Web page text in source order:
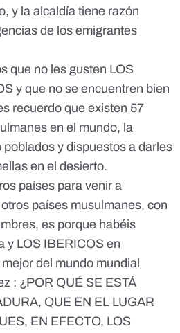
y la alcaldía tiene razón
de los emigrantes
que no les gusten LOS
y que no se encuentren bien
recuerdo que existen 57
en el mundo, la
y dispuestos a darles
en el desierto.
países para venir a
países musulmanes, con
es porque habéis
y LOS IBERICOS en
del mundo mundial
: ¿POR QUÉ SE ESTÁ
QUE EN EL LUGAR
EN EFECTO, LOS